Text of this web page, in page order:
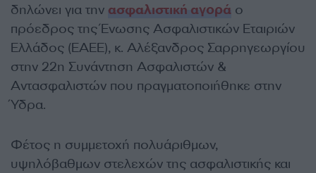
δηλώνει για την ασφαλιστική αγορά ο
πρόεδρος της Ένωσης Ασφαλιστικών Εταιριών
Ελλάδος (ΕΑΕΕ), κ. Αλέξανδρος Σαρρηγεωργίου
στην 22η Συνάντηση Ασφαλιστών &
Αντασφαλιστών που πραγματοποιήθηκε στην
Ύδρα.
Φέτος η συμμετοχή πολυάριθμων,
υψηλόβαθμων στελεχών της ασφαλιστικής και